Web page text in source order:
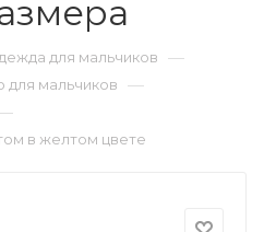
для мальчиков —
для мальчиков —
в желтом цвете